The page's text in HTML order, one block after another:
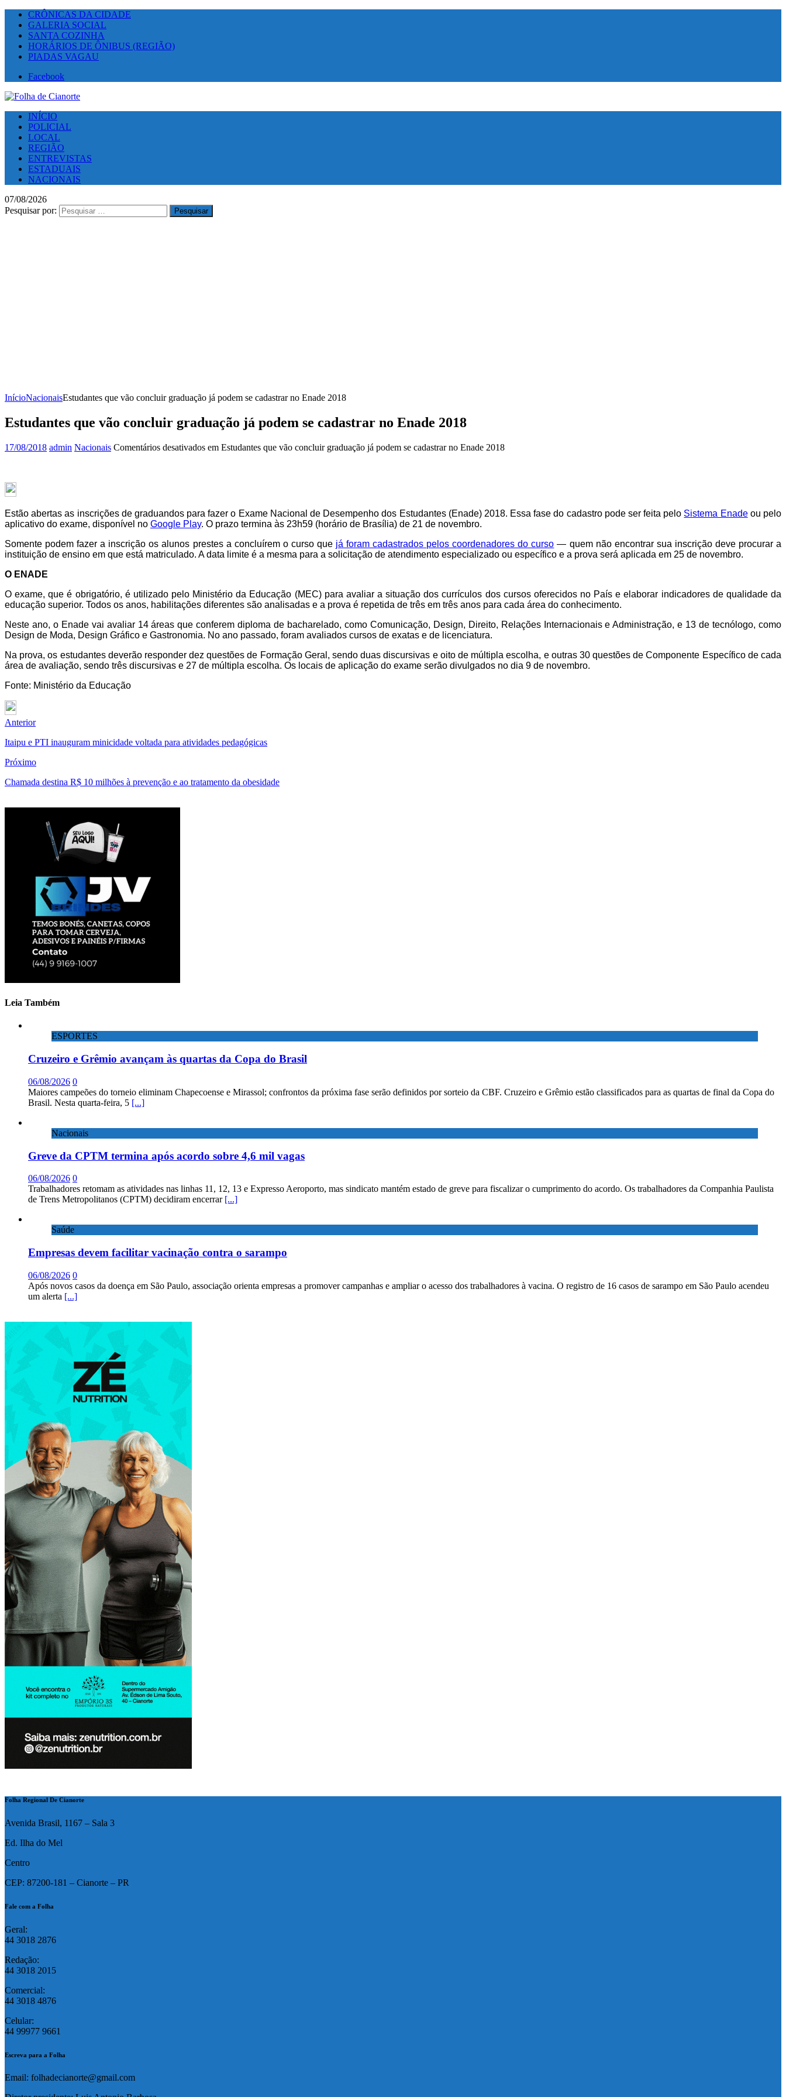
CRÔNICAS DA CIDADE
GALERIA SOCIAL
SANTA COZINHA
HORÁRIOS DE ÔNIBUS (REGIÃO)
PIADAS VAGAU
Facebook
INÍCIO
POLICIAL
LOCAL
REGIÃO
ENTREVISTAS
ESTADUAIS
NACIONAIS
07/08/2026
Pesquisar por:
InícioNacionaisEstudantes que vão concluir graduação já podem se cadastrar no Enade 2018
Estudantes que vão concluir graduação já podem se cadastrar no Enade 2018
17/08/2018 admin Nacionais Comentários desativados em Estudantes que vão concluir graduação já podem se cadastrar no Enade 2018
Estão abertas as inscrições de graduandos para fazer o Exame Nacional de Desempenho dos Estudantes (Enade) 2018. Essa fase do cadastro pode ser feita pelo Sistema Enadeou pelo
aplicativo do exame, disponível no Google Play. O prazo termina às 23h59 (horário de Brasília) de 21 de novembro.
Somente podem fazer a inscrição os alunos prestes a concluírem o curso que já foram cadastrados pelos coordenadores do curso — quem não encontrar sua inscrição deve procurar a
instituição de ensino em que está matriculado. A data limite é a mesma para a solicitação de atendimento especializado ou específico e a prova será aplicada em 25 de novembro.
O ENADE
O exame, que é obrigatório, é utilizado pelo Ministério da Educação (MEC) para avaliar a situação dos currículos dos cursos oferecidos no País e elaborar indicadores de qualidade da
educação superior. Todos os anos, habilitações diferentes são analisadas e a prova é repetida de três em três anos para cada área do conhecimento.
Neste ano, o Enade vai avaliar 14 áreas que conferem diploma de bacharelado, como Comunicação, Design, Direito, Relações Internacionais e Administração, e 13 de tecnólogo, como
Design de Moda, Design Gráfico e Gastronomia. No ano passado, foram avaliados cursos de exatas e de licenciatura.
Na prova, os estudantes deverão responder dez questões de Formação Geral, sendo duas discursivas e oito de múltipla escolha, e outras 30 questões de Componente Específico de cada
área de avaliação, sendo três discursivas e 27 de múltipla escolha. Os locais de aplicação do exame serão divulgados no dia 9 de novembro.
Fonte: Ministério da Educação
Anterior
Itaipu e PTI inauguram minicidade voltada para atividades pedagógicas
Próximo
Chamada destina R$ 10 milhões à prevenção e ao tratamento da obesidade
Leia Também
ESPORTES
Cruzeiro e Grêmio avançam às quartas da Copa do Brasil
06/08/2026 0
Maiores campeões do torneio eliminam Chapecoense e Mirassol; confrontos da próxima fase serão definidos por sorteio da CBF. Cruzeiro e Grêmio estão classificados para as quartas de final da Copa do
Brasil. Nesta quarta-feira, 5 [...]
Nacionais
Greve da CPTM termina após acordo sobre 4,6 mil vagas
06/08/2026 0
Trabalhadores retomam as atividades nas linhas 11, 12, 13 e Expresso Aeroporto, mas sindicato mantém estado de greve para fiscalizar o cumprimento do acordo. Os trabalhadores da Companhia Paulista
de Trens Metropolitanos (CPTM) decidiram encerrar [...]
Saúde
Empresas devem facilitar vacinação contra o sarampo
06/08/2026 0
Após novos casos da doença em São Paulo, associação orienta empresas a promover campanhas e ampliar o acesso dos trabalhadores à vacina. O registro de 16 casos de sarampo em São Paulo acendeu
um alerta [...]
Folha Regional De Cianorte
Avenida Brasil, 1167 – Sala 3
Ed. Ilha do Mel
Centro
CEP: 87200-181 – Cianorte – PR
Fale com a Folha
Geral:
44 3018 2876
Redação:
44 3018 2015
Comercial:
44 3018 4876
Celular:
44 99977 9661
Escreva para a Folha
Email: folhadecianorte@gmail.com